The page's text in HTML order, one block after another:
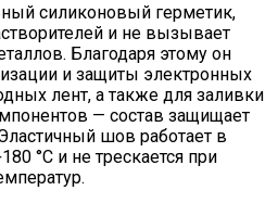
силиконовый герметик,
и не вызывает
Благодаря этому он
и защиты электронных
лент, а также для заливки
— состав защищает
шов работает в
°C и не трескается при